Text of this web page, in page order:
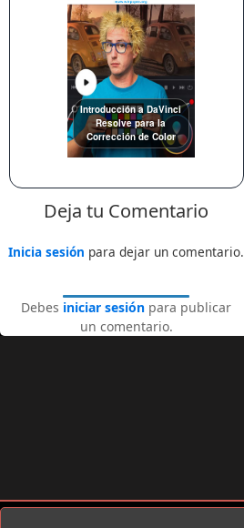
Introducción a DaVinci
Resolve para la
Corrección de Color
Deja tu Comentario
Inicia sesión para dejar un comentario.
Debes iniciar sesión para publicar
un comentario.